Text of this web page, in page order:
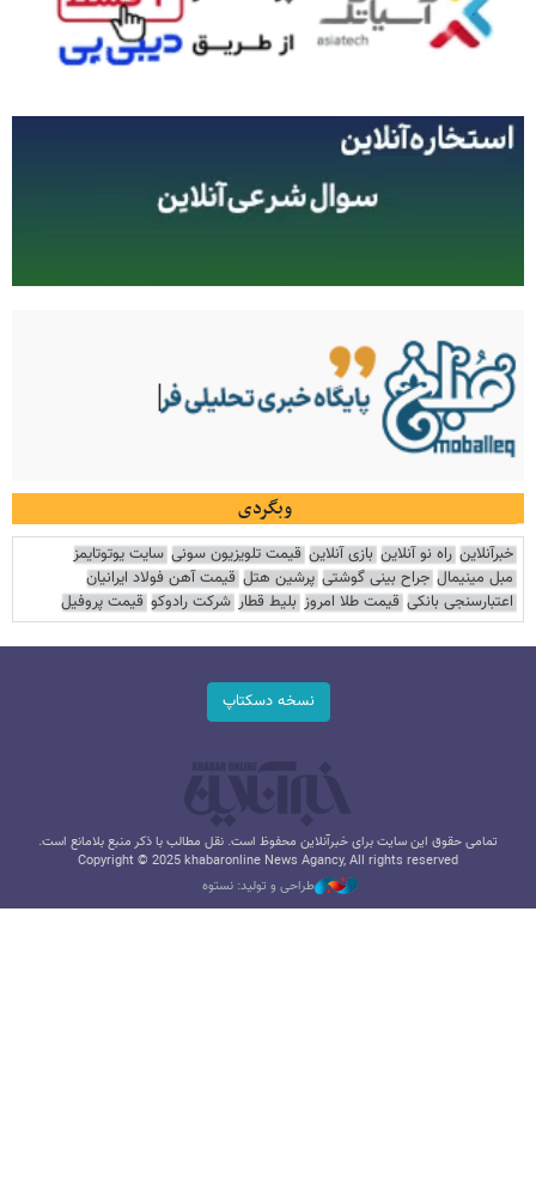
وبگردی
خبرآنلاین راه نو آنلاین بازی آنلاین قیمت تلویزیون سونی سایت یوتوتایمز
مبل مینیمال جراح بینی گوشتی پرشین هتل قیمت آهن فولاد ایرانیان
اعتبارسنجی بانکی قیمت طلا امروز بلیط قطار شرکت رادوکو قیمت پروفیل
نسخه دسکتاپ
تمامی حقوق این سایت برای خبرآنلاین محفوظ است. نقل مطالب با ذکر منبع بلامانع است.
Copyright © 2025 khabaronline News Agancy, All rights reserved
طراحی و تولید: نستوه